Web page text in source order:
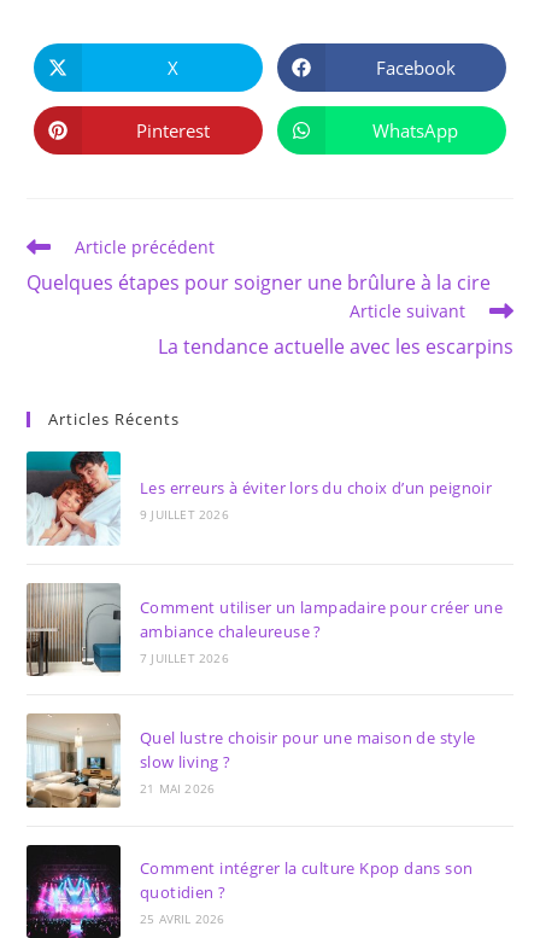
CE
CONTENU
Ouvrir
dans
une
autre
fenêtre
X Ouvrir
dans
une
autre
fenêtre
Facebook
Ouvrir
dans
Pinterest Ouvrir
dans
WhatsApp
Read
more
articles
Article précédent
Quelques étapes pour soigner une brûlure à la cire
Article suivant
La tendance actuelle avec les escarpins
Articles Récents
Les erreurs à éviter lors du choix d’un peignoir
9 JUILLET 2026
Comment utiliser un lampadaire pour créer une
ambiance chaleureuse ?
7 JUILLET 2026
Quel lustre choisir pour une maison de style
slow living ?
21 MAI 2026
Comment intégrer la culture Kpop dans son
quotidien ?
25 AVRIL 2026